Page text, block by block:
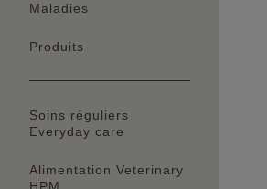
Maladies
Produits
Soins réguliers
Everyday care
Alimentation Veterinary